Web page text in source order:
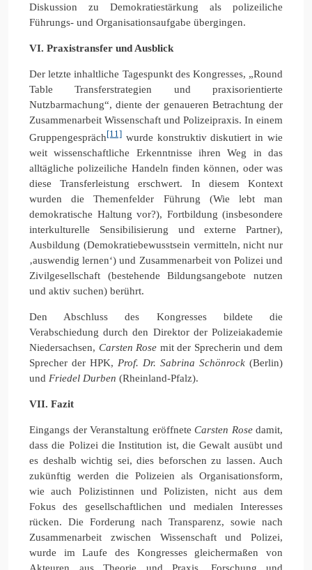
Diskussion zu Demokratiestärkung als polizeiliche
Führungs- und Organisationsaufgabe übergingen.
VI. Praxistransfer und Ausblick
Der letzte inhaltliche Tagespunkt des Kongresses, „Round
Table Transferstrategien und praxisorientierte
Nutzbarmachung“, diente der genaueren Betrachtung der
Zusammenarbeit Wissenschaft und Polizeipraxis. In einem
Gruppengespräch[11] wurde konstruktiv diskutiert in wie
weit wissenschaftliche Erkenntnisse ihren Weg in das
alltägliche polizeiliche Handeln finden können, oder was
diese Transferleistung erschwert. In diesem Kontext
wurden die Themenfelder Führung (Wie lebt man
demokratische Haltung vor?), Fortbildung (insbesondere
interkulturelle Sensibilisierung und externe Partner),
Ausbildung (Demokratiebewusstsein vermitteln, nicht nur
‚auswendig lernen‘) und Zusammenarbeit von Polizei und
Zivilgesellschaft (bestehende Bildungsangebote nutzen
und aktiv suchen) berührt.
Den Abschluss des Kongresses bildete die
Verabschiedung durch den Direktor der Polizeiakademie
Niedersachsen, Carsten Rose mit der Sprecherin und dem
Sprecher der HPK, Prof. Dr. Sabrina Schönrock (Berlin)
und Friedel Durben (Rheinland-Pfalz).
VII. Fazit
Eingangs der Veranstaltung eröffnete Carsten Rosedamit,
dass die Polizei die Institution ist, die Gewalt ausübt und
es deshalb wichtig sei, dies beforschen zu lassen. Auch
zukünftig werden die Polizeien als Organisationsform,
wie auch Polizistinnen und Polizisten, nicht aus dem
Fokus des gesellschaftlichen und medialen Interesses
rücken. Die Forderung nach Transparenz, sowie nach
Zusammenarbeit zwischen Wissenschaft und Polizei,
wurde im Laufe des Kongresses gleichermaßen von
Akteuren aus Theorie und Praxis, Forschung und